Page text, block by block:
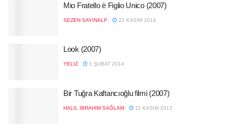
Mio Fratello è Figlio Unico (2007)
SEZEN SAYINALP 22 KASIM 2014
Look (2007)
YELIZ 1 ŞUBAT 2014
Bir Tuğra Kaftancıoğlu filmi (2007)
HALIL İBRAHIM SAĞLAM 11 KASIM 2013